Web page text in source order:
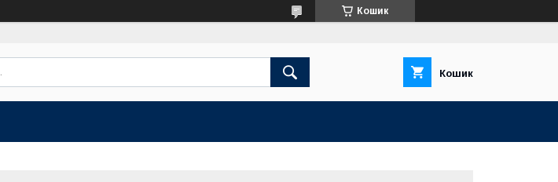
Кошик
Кошик